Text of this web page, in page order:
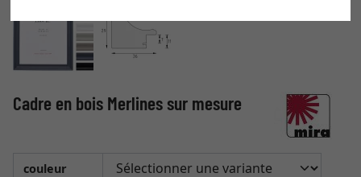
Cadre en bois Merlines sur mesure
couleur